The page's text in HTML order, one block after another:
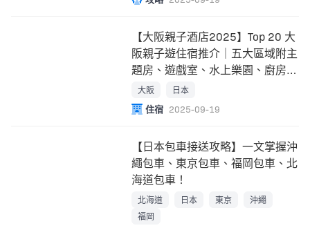
【大阪親子酒店2025】Top 20 大
阪親子遊住宿推介｜五大區域附主
題房、遊戲室、水上樂園、廚房、
兒童免費住
大阪 日本
住宿 2025-09-19
【日本包車接送攻略】一文掌握沖
繩包車、東京包車、福岡包車、北
海道包車！
北海道 日本 東京
沖繩
福岡